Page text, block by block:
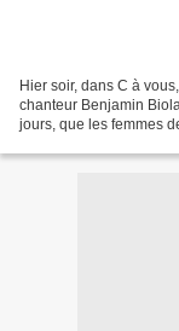
Hier soir, dans C à
chanteur Benjamin
jours, que les femmes